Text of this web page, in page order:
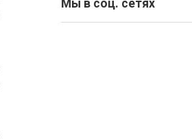
Мы в соц. сетях